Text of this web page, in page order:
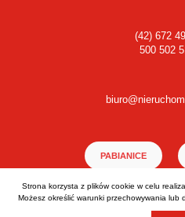
(42) 672
500 502
PABIANICE
Strona korzysta z plików cookie w celu
Możesz określić warunki przechowywania lub